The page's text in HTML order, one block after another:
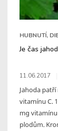
HUBNUTÍ,
Je čas
11.06.2017
Jahoda
vitamínu C.
mg
plodům.